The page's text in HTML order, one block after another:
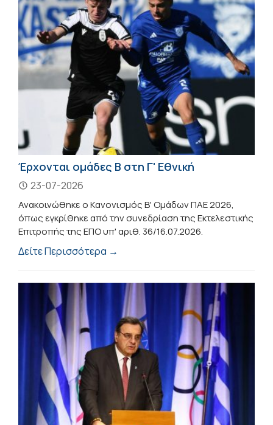
Έρχονται ομάδες Β στη Γ' Εθνική
23-07-2026
Ανακοινώθηκε ο Κανονισμός Β' Ομάδων ΠΑΕ 2026,
όπως εγκρίθηκε από την συνεδρίαση της Εκτελεστικής
Επιτροπής της ΕΠΟ υπ' αριθ. 36/16.07.2026.
Δείτε Περισσότερα →